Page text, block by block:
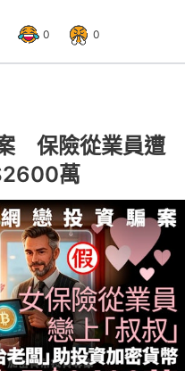
0 0
保險從業員遭
萬